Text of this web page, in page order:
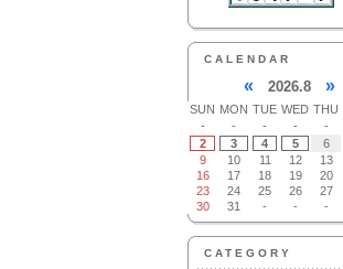
CALENDAR
« 2026.8 »
SUN MON TUE WED THU
-
- - - -
2
3 4 5 6
9
10 11 12 13
16
17 18 19 20
23
24 25 26 27
30
31 - - -
CATEGORY